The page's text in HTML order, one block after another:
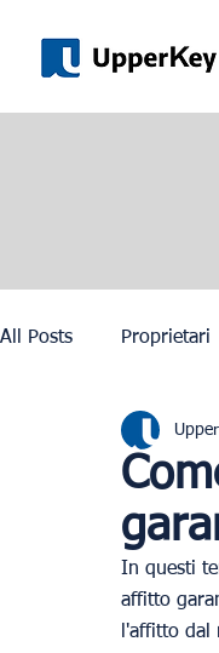
All Posts Proprietari
Dubai
Olimpiadi di Parigi
In questi
affitto
l'affitto dal